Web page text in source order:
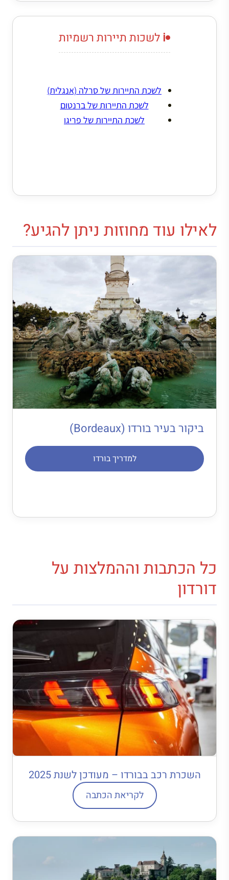
ℹ️ לשכות תיירות רשמיות
לשכת התיירות של סרלה (אנגלית)
לשכת התיירות של ברנטום
לשכת התיירות של פריגו
לאילו עוד מחוזות ניתן להגיע?
ביקור בעיר בורדו (Bordeaux)
למדריך בורדו
כל הכתבות וההמלצות על
דורדון
השכרת רכב בבורדו – מעודכן לשנת 2025
לקריאת הכתבה